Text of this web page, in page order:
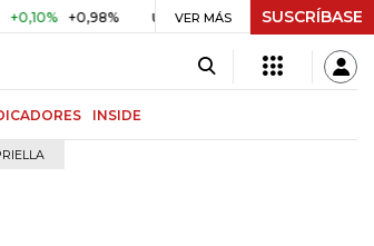
+0,98% UVR $ 416,96 +$ 0,05 +0,01%
VER MÁS SUSCRÍBASE
INSIDE